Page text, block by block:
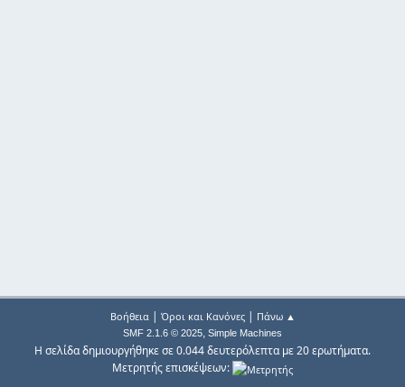
Βοήθεια| Όροι και Κανόνες| Πάνω ▲
SMF 2.1.6 © 2025, Simple Machines
Η σελίδα δημιουργήθηκε σε 0.044 δευτερόλεπτα με 20 ερωτήματα.
Μετρητής επισκέψεων: